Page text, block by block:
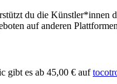
du die Künstler*innen
auf anderen
gibt es ab 45,00 € auf